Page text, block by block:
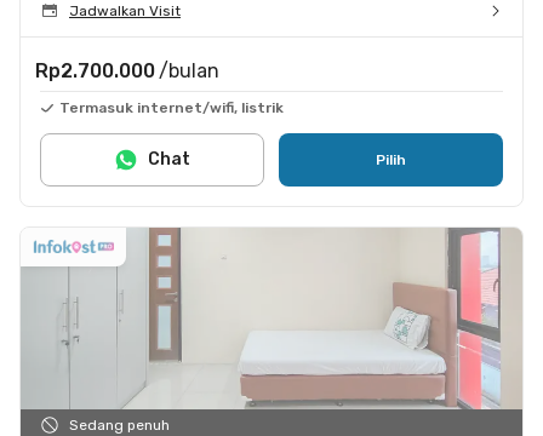
Jadwalkan Visit
Rp2.700.000 /bulan
Termasuk internet/wifi, listrik
Pilih
Chat
Sedang penuh